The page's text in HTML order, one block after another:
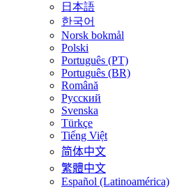
日本語
한국어
Norsk bokmål
Polski
Português (PT)
Português (BR)
Română
Русский
Svenska
Türkçe
Tiếng Việt
简体中文
繁體中文
Español (Latinoamérica)